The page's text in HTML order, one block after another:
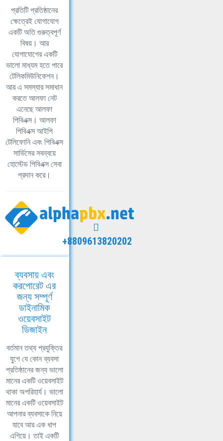
প্রতিটি প্রতিষ্ঠানের
ক্ষেত্রেই যোগাযোগ
একটি অতি গুরুত্বপূর্ণ
বিষয়। আর
যোগাযোগের একটি
ভালো মাধ্যম হতে পারে
টেলিকমিউনিকেশন।
আর এ সমস্যার সমাধান
করতে আলফা নেট
এনেছে আলফা
পিবিএক্স। আলফা
পিবিএক্স আইপি
টেলিফোনি এবং পিবিএক্স
সার্ভিসের সবন্বয়ে
হোস্টেড পিবিএক্স সেবা
প্রদান করে।
+8809613820202
ব্যবসায় এবং
করপোরেট এর
জন্য সম্পূর্ণ
ডাইনামিক
ওয়েবসাইট
ডিজাইন
বর্তমান তথ্য প্রযুক্তির
যুগে যে কোন ব্যবসা
প্রতিষ্ঠানের জন্য ভালো
মানের একটি ওয়েবসাইট
থাকা অপরিহার্য। ভালো
মানের একটি ওয়েবসাইট
আপনার ব্যবসাকে নিয়ে
যাবে আর এক ধাপ
এগিয়ে। তাই একটি